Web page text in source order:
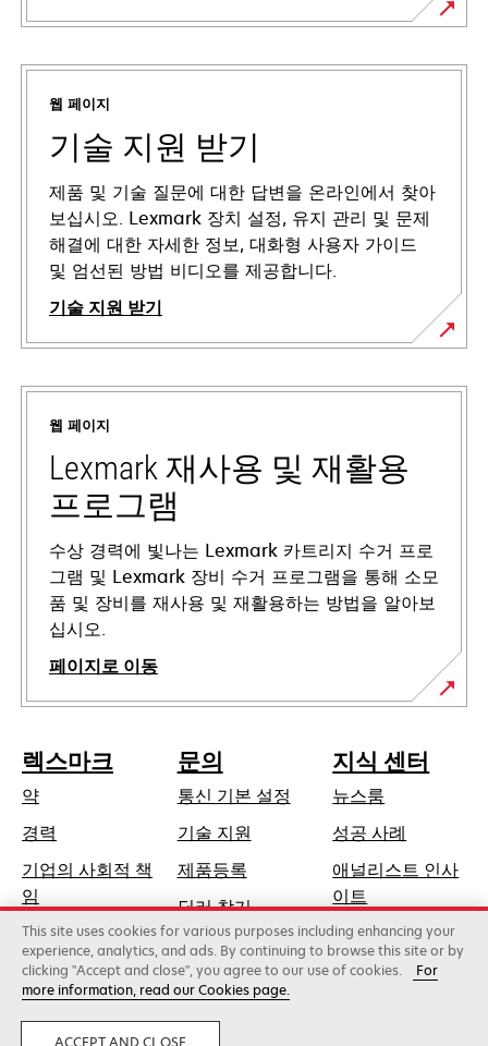
웹 페이지
기술 지원 받기
제품 및 기술 질문에 대한 답변을 온라인에서 찾아
보십시오. Lexmark 장치 설정, 유지 관리 및 문제
해결에 대한 자세한 정보, 대화형 사용자 가이드
및 엄선된 방법 비디오를 제공합니다.
기술 지원 받기
새
탭
웹 페이지
Lexmark 재사용 및 재활용
프로그램
수상 경력에 빛나는 Lexmark 카트리지 수거 프로
그램 및 Lexmark 장비 수거 프로그램을 통해 소모
품 및 장비를 재사용 및 재활용하는 방법을 알아보
십시오.
페이지로 이동
렉스마크
약
경력
기업의 사회적 책
임
탭
에
서
열
림
지속가능성
문의
통신 기본 설정
기술 지원
서
열
림
제품등록
딜러 찾기
지식 센터
뉴스룸
성공 사례
애널리스트 인사
이트
Lexmark International, Inc., 제록스 계열사
©2026 판권 소유.
합법적인 사생활
This site uses cookies for various purposes including enhancing your
experience, analytics, and ads. By continuing to browse this site or by
clicking "Accept and close", you agree to our use of cookies.
For
more information, read our Cookies page.
ACCEPT AND CLOSE